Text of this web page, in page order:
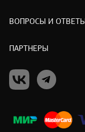
ВОПРОСЫ И ОТВЕТЫ
ПАРТНЕРЫ